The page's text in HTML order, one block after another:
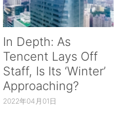
In Depth: As
Tencent Lays Off
Staff, Is Its ‘Winter’
Approaching?
2022年04月01日